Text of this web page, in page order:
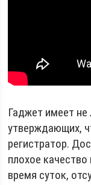
Гаджет имеет
утверждающих,
регистратор.
плохое
время суток,